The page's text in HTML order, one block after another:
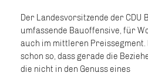
Der Landesvorsitzende der
umfassende Bauoffensive, für
auch im mittleren Preissegment.
schon so, dass gerade die
die nicht in den Genuss eines